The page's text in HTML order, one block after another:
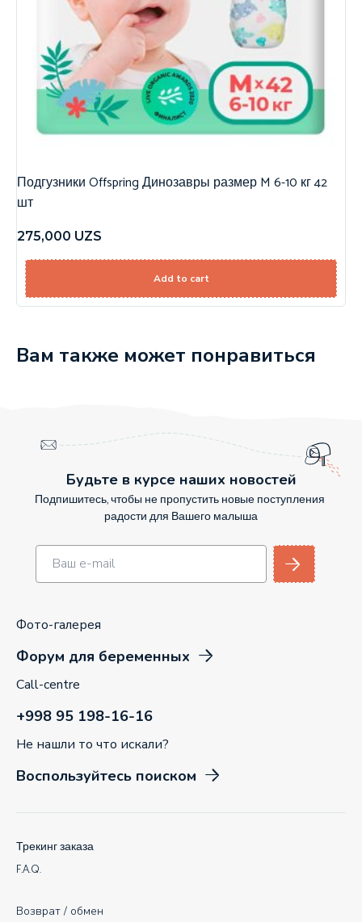
Подгузники Offspring Динозавры размер M 6-10 кг 42
шт
275,000 UZS
Add to cart
Вам также может понравиться
Будьте в курсе наших новостей
Подпишитесь, чтобы не пропустить новые поступления
радости для Вашего малыша
Фото-галерея
Форум для беременных
Call-centre
+998 95 198-16-16
Не нашли то что искали?
Воспользуйтесь поиском
Возврат / обмен
Трекинг заказа
F.A.Q.